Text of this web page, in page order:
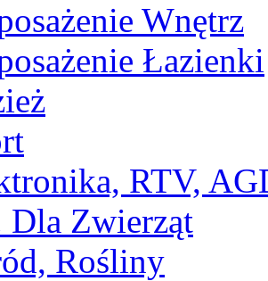
Wnętrz
Łazienki
RTV,
Dla Zwierząt
Rośliny